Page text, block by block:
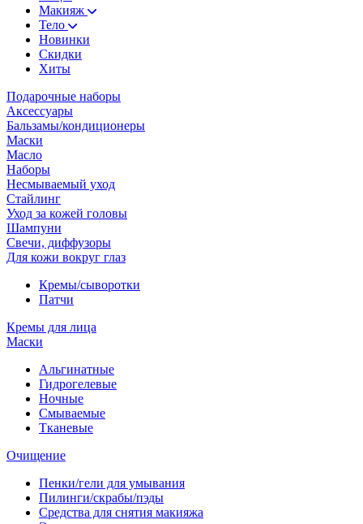
Макияж
Тело
Новинки
Скидки
Хиты
Подарочные наборы
Аксессуары
Бальзамы/кондиционеры
Маски
Масло
Наборы
Несмываемый уход
Стайлинг
Уход за кожей головы
Шампуни
Свечи, диффузоры
Для кожи вокруг глаз
Кремы/сыворотки
Патчи
Кремы для лица
Маски
Альгинатные
Гидрогелевые
Ночные
Смываемые
Тканевые
Очищение
Пенки/гели для умывания
Пилинги/скрабы/пэды
Средства для снятия макияжа